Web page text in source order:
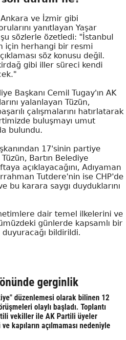
ve İzmir gibi
yanıtlayan Yaşar
sözlerle özetledi: "İstanbul
için herhangi bir resmi
söz konusu değil.
gibi iller süreci kendi
Başkanı Cemil Tugay'ın AK
yalanlayan Tüzün,
çalışmalarını hatırlatarak
buluşmayı umut
bulundu.
17'sinin partiye
Bartın Belediye
açıklayacağını, Adıyaman
Tutdere'nin ise CHP'de
bu karara saygı duyduklarını
dair temel ilkelerini ve
günlerde kapsamlı bir
bildirildi.
gerginlik
düzenlemesi olarak bilinen 12
olaylı başladı. Toplantı
vekiller ile AK Partili üyeler
kapıların açılmaması nedeniyle